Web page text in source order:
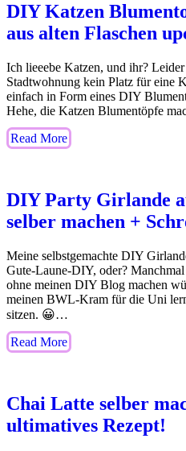
DIY Katzen
aus alten Flaschen
Ich lieeebe Katzen, und ihr?
Stadtwohnung kein Platz für eine
einfach in Form eines DIY
Hehe, die Katzen Blumentöpfe
Read More
DIY Party Girlande
selber machen +
Meine selbstgemachte DIY
Gute-Laune-DIY, oder?
ohne meinen DIY Blog machen
meinen BWL-Kram für die Uni
sitzen. 😀…
Read More
Chai Latte selber
ultimatives Rezept!